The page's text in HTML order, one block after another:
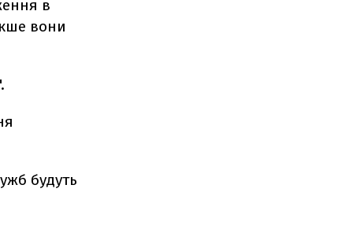
в
вони
будуть